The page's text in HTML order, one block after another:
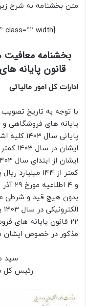
متن بخشنامه به شرح
[box type=”shadow” align=”” class=”” width=””]
قانون پایانه
ادارات کل امور مالیاتی
پایانه های فروشگاهی و
پایانی
بدون هیچ قید و شرطی
۲۲ قانون پایانه های
مذکور در خصوص ایشان
سید
رئیس کل